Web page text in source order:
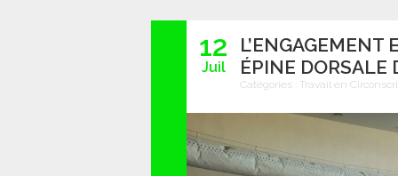
12
Juil
L’ENGAGEMENT
ÉPINE DORSALE
Catégories : Travail en